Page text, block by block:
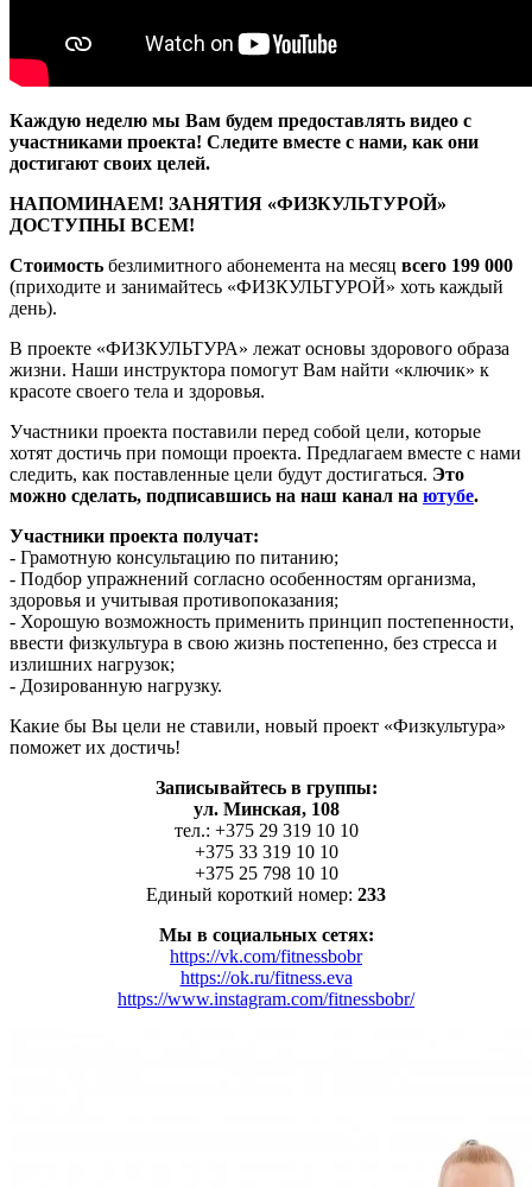
Каждую неделю мы Вам будем предоставлять видео с
участниками проекта! Следите вместе с нами, как они
достигают своих целей.
НАПОМИНАЕМ! ЗАНЯТИЯ «ФИЗКУЛЬТУРОЙ»
ДОСТУПНЫ ВСЕМ!
Стоимость безлимитного абонемента на месяц всего 199 000
(приходите и занимайтесь «ФИЗКУЛЬТУРОЙ» хоть каждый
день).
В проекте «ФИЗКУЛЬТУРА» лежат основы здорового образа
жизни. Наши инструктора помогут Вам найти «ключик» к
красоте своего тела и здоровья.
Участники проекта поставили перед собой цели, которые
хотят достичь при помощи проекта. Предлагаем вместе с нами
следить, как поставленные цели будут достигаться. Это
можно сделать, подписавшись на наш канал на ютубе.
Участники проекта получат:
- Грамотную консультацию по питанию;
- Подбор упражнений согласно особенностям организма,
здоровья и учитывая противопоказания;
- Хорошую возможность применить принцип постепенности,
ввести физкультура в свою жизнь постепенно, без стресса и
излишних нагрузок;
- Дозированную нагрузку.
Какие бы Вы цели не ставили, новый проект «Физкультура»
поможет их достичь!
Записывайтесь в группы:
ул. Минская, 108
тел.: +375 29 319 10 10
+375 33 319 10 10
+375 25 798 10 10
Единый короткий номер: 233
Мы в социальных сетях:
https://vk.com/fitnessbobr
https://ok.ru/fitness.eva
https://www.instagram.com/fitnessbobr/